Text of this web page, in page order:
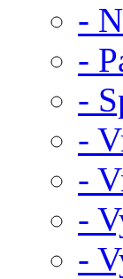
-
-
-
-
-
-
-